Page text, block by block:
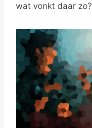
wat vonkt daar zo?